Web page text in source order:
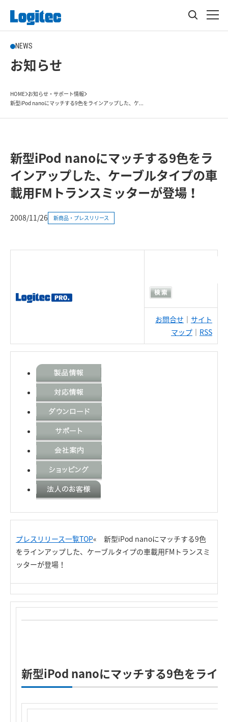
NEWS
お知らせ
HOME お知らせ・サポート情報
新型iPod nanoにマッチする9色をラインアップした、ケ...
新型iPod nanoにマッチする9色をラ
インアップした、ケーブルタイプの車
載用FMトランスミッターが登場！
2008/11/26 新商品・プレスリリース
お問合せ ｜ サイト
マップ ｜ RSS
プレスリリース一覧TOP« 新型iPod nanoにマッチする9色
をラインアップした、ケーブルタイプの車載用FMトランスミ
ッターが登場！
新型iPod nanoにマッチする9色をライ